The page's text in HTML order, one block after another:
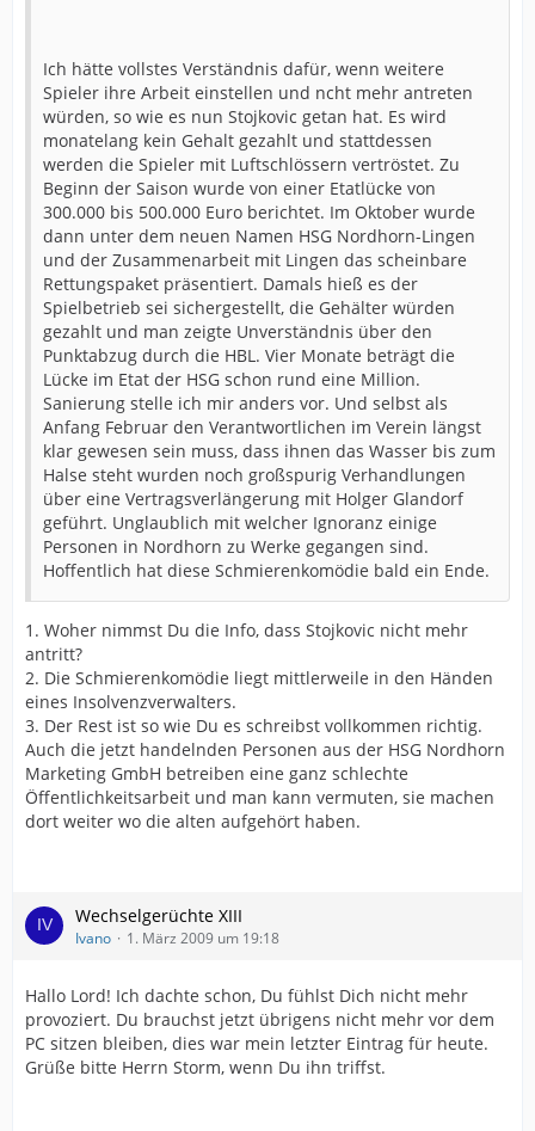
Ich hätte vollstes Verständnis dafür, wenn weitere
Spieler ihre Arbeit einstellen und ncht mehr antreten
würden, so wie es nun Stojkovic getan hat. Es wird
monatelang kein Gehalt gezahlt und stattdessen
werden die Spieler mit Luftschlössern vertröstet. Zu
Beginn der Saison wurde von einer Etatlücke von
300.000 bis 500.000 Euro berichtet. Im Oktober wurde
dann unter dem neuen Namen HSG Nordhorn-Lingen
und der Zusammenarbeit mit Lingen das scheinbare
Rettungspaket präsentiert. Damals hieß es der
Spielbetrieb sei sichergestellt, die Gehälter würden
gezahlt und man zeigte Unverständnis über den
Punktabzug durch die HBL. Vier Monate beträgt die
Lücke im Etat der HSG schon rund eine Million.
Sanierung stelle ich mir anders vor. Und selbst als
Anfang Februar den Verantwortlichen im Verein längst
klar gewesen sein muss, dass ihnen das Wasser bis zum
Halse steht wurden noch großspurig Verhandlungen
über eine Vertragsverlängerung mit Holger Glandorf
geführt. Unglaublich mit welcher Ignoranz einige
Personen in Nordhorn zu Werke gegangen sind.
Hoffentlich hat diese Schmierenkomödie bald ein Ende.
1. Woher nimmst Du die Info, dass Stojkovic nicht mehr
antritt?
2. Die Schmierenkomödie liegt mittlerweile in den Händen
eines Insolvenzverwalters.
3. Der Rest ist so wie Du es schreibst vollkommen richtig.
Auch die jetzt handelnden Personen aus der HSG Nordhorn
Marketing GmbH betreiben eine ganz schlechte
Öffentlichkeitsarbeit und man kann vermuten, sie machen
dort weiter wo die alten aufgehört haben.
Wechselgerüchte XIII
Ivano 1. März 2009 um 19:18
Hallo Lord! Ich dachte schon, Du fühlst Dich nicht mehr
provoziert. Du brauchst jetzt übrigens nicht mehr vor dem
PC sitzen bleiben, dies war mein letzter Eintrag für heute.
Grüße bitte Herrn Storm, wenn Du ihn triffst.